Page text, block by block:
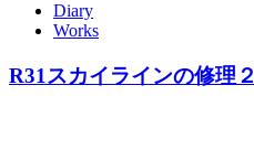
Diary
Works
R31スカイラインの修理２